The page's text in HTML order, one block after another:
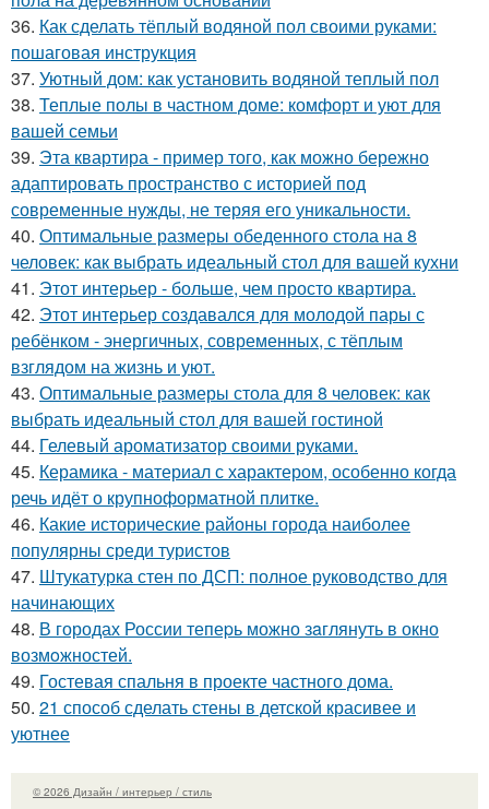
36. Как сделать тёплый водяной пол своими руками:
пошаговая инструкция
37. Уютный дом: как установить водяной теплый пол
38. Теплые полы в частном доме: комфорт и уют для
вашей семьи
39. Эта квартира - пример того, как можно бережно
адаптировать пространство с историей под
современные нужды, не теряя его уникальности.
40. Оптимальные размеры обеденного стола на 8
человек: как выбрать идеальный стол для вашей кухни
41. Этот интерьер - больше, чем просто квартира.
42. Этот интерьер создавался для молодой пары с
ребёнком - энергичных, современных, с тёплым
взглядом на жизнь и уют.
43. Оптимальные размеры стола для 8 человек: как
выбрать идеальный стол для вашей гостиной
44. Гелевый ароматизатор своими руками.
45. Керамика - материал с характером, особенно когда
речь идёт о крупноформатной плитке.
46. Какие исторические районы города наиболее
популярны среди туристов
47. Штукатурка стен по ДСП: полное руководство для
начинающих
48. В городах России тепеpь можно зaглянуть в окно
возмoжностей.
49. Гостевая спальня в проекте частного дома.
50. 21 способ сделать стены в детской красивее и
уютнее
© 2026 Дизайн / интерьер / стиль